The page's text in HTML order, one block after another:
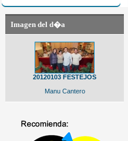
Imagen del d�a
20120103 FESTEJOS
Manu Cantero